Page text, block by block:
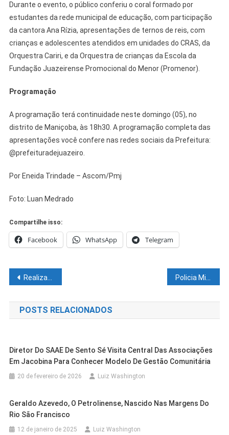
Durante o evento, o público conferiu o coral formado por
estudantes da rede municipal de educação, com participação
da cantora Ana Rízia, apresentações de ternos de reis, com
crianças e adolescentes atendidos em unidades do CRAS, da
Orquestra Cariri, e da Orquestra de crianças da Escola da
Fundação Juazeirense Promocional do Menor (Promenor).
Programação
A programação terá continuidade neste domingo (05), no
distrito de Maniçoba, às 18h30. A programação completa das
apresentações você confere nas redes sociais da Prefeitura:
@prefeituradejuazeiro.
Por Eneida Trindade – Ascom/Pmj
Foto: Luan Medrado
Compartilhe isso:
Facebook WhatsApp Telegram
Navegação
de
Post
Realizada com sucesso a Eleição do Sindicato dos Trabalhadores Rurais de Casa Nova Policia Militar erradica 18 mil pés de maconha em Curaçá
POSTS RELACIONADOS
Diretor Do SAAE De Sento Sé Visita Central Das Associações
Em Jacobina Para Conhecer Modelo De Gestão Comunitária
20 de fevereiro de 2026 Luiz Washington
Geraldo Azevedo, O Petrolinense, Nascido Nas Margens Do
Rio São Francisco
12 de janeiro de 2025 Luiz Washington